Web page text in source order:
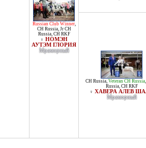
Russian Club Winner,
CH Russia, Jr CH
Russia, CH RKF
♀ НОМЭН
АУТЭМ ГЛОРИЯ
Мраморный
CH Russia, Veteran CH Russia,
Russia, CH RKF
♀ ХАВЕРА АЛЕВ
Мраморный